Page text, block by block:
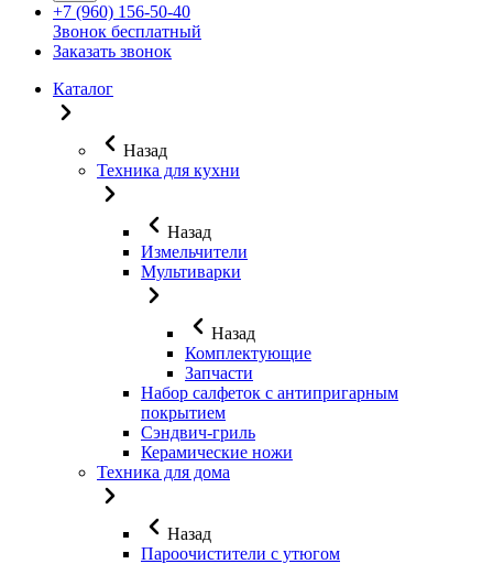
+7 (960) 156-50-40
Звонок бесплатный
Заказать звонок
Каталог
Назад
Техника для кухни
Назад
Измельчители
Мультиварки
Назад
Комплектующие
Запчасти
Набор салфеток с антипригарным
покрытием
Сэндвич-гриль
Керамические ножи
Техника для дома
Назад
Пароочистители с утюгом